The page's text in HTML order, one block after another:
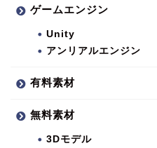
ゲームエンジン
Unity
アンリアルエンジン
有料素材
無料素材
3Dモデル